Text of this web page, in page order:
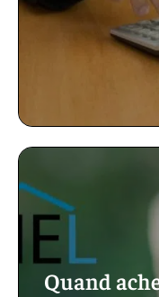
Quand